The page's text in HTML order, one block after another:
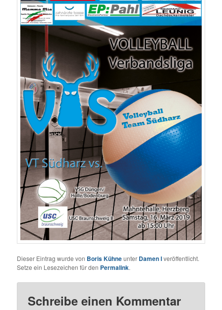
Dieser Eintrag wurde von Boris Kühneunter Damen Iveröffentlicht.
Setze ein Lesezeichen für den Permalink.
Schreibe einen Kommentar